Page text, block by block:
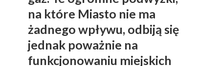
na które Miasto nie ma
żadnego wpływu, odbiją się
jednak poważnie na
funkcjonowaniu miejskich